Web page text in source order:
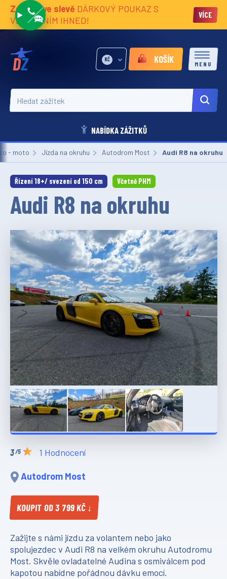
Zážitky ve slevě DÁRKOVÝ POUKAZ S
VĚNOVÁNÍM IHNED!
VÍCE
KČ KOŠÍK MENU
Hledat zážitek
NABÍDKA ZÁŽITKŮ
- moto Jízda na okruhu Autodrom Most Aktuální:
Audi R8 na okruhu
Řízení 18+/ svezení od 150 cm Včetně PHM
Audi R8 na okruhu
/5 1 Hodnocení
Autodrom Most
KOUPIT OD 3 799 KČ ↓
Zažijte s námi jízdu za volantem nebo jako
spolujezdec v Audi R8 na velkém okruhu Autodromu
Most. Skvěle ovladatelné Audina s osmiválcem pod
kapotou nabídne pořádnou dávku emocí.